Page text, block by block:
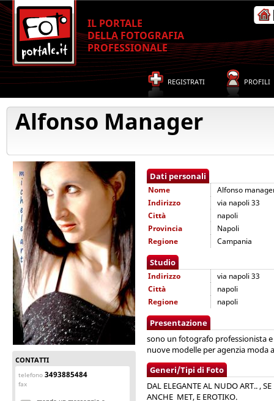
IL PORTALE
DELLA FOTOGRAFIA
PROFESSIONALE
REGISTRATI PROFILI
Alfonso Manager
CONTATTI
telefono 3493885484
fax
Dati personali
Nome
Alfonso
Indirizzo
via napoli 33
Città
napoli
Provincia
Napoli
Regione
Campania
Studio
Indirizzo
via napoli 33
Città
napoli
Regione
napoli
Presentazione
sono un fotografo professionista
nuove modelle per agenzia moda
Generi/Tipi di Foto
DAL ELEGANTE AL NUDO ART.. ,
ANCHE MET, E EROTIKO.